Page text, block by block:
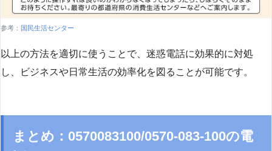
参考： 国民生活センター
以上の方法を適切に使うことで、迷惑電話に効果的に対処
し、ビジネスや日常生活の効率化を図ることが可能です。
まとめ：0570083100/0570-083-100の電